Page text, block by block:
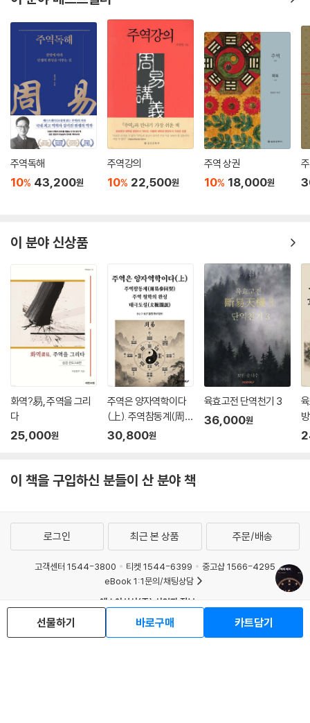
고 가정하기보다는 해석의 역사 안에서 고전 각 구절의 의미가 창조되었
고, 그런 창조적 발명에 의해 읽는 방향이 제시되었다고 보는 것이 옳을 것
이 책은 우리말로 이해가 될 수 있는 한에서 점사로서의 모호함을 어느 정
도는 살리는 방식으로 번역을 했다. 그 번역이 때로는 완전하게 현대적인
언어로 와닿지 않는 것을 충분히 인지하면서도, 아무리 현대어로 유창한
번역을 하더라도 점사의 의미를 완전히 살리는 것은 불가능하기에 그렇게
한 것이다. 그리고 해설에서는 번역으로 제시한 괘사, 효사의 의미를 나름
대로 쉽게 이해할 수 있는 것으로 만들기 위해 노력했다. 따라서 이 책을 읽
는 독자들은 어떤 표현이 정말 옳은가를 해결하느라 시간을 허비하지 않으
면서 해설을 통해 그 표현에 대해 숙고하며 『주역』을 통독하는 재미를 즐
주역독해
10% 43,200원
주역강의
10% 22,500원
주역 상권
10% 18,000원
이 분야 신상품
화역?易, 주역을 그리
다
25,000원
주역은 양자역학이다
(上). 주역참동계(周
易參同契). 주역 철학
30,800원
육효고전 단역천기 3
36,000원
이 책을 구입하신 분들이 산 분야 책
선물하기 바로구매 카트담기
로그인 최근 본 상품 주문/배송
고객센터 1544-3800 티켓 1544-6399
중고샵 1566-4295
eBook 1:1문의/채팅상담
예스이십사(주) 사업자 정보
개인정보처리방침
청소년보호정책
PC버전
회사소개
거래처관계자께